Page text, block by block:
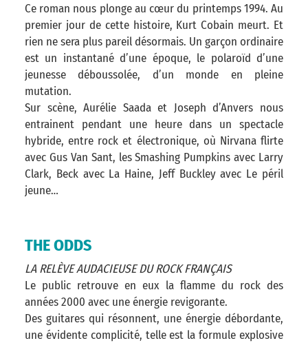
Ce roman nous plonge au cœur du printemps 1994. Au
premier jour de cette histoire, Kurt Cobain meurt. Et
rien ne sera plus pareil désormais. Un garçon ordinaire
est un instantané d’une époque, le polaroïd d’une
jeunesse déboussolée, d’un monde en pleine
mutation.
Sur scène, Aurélie Saada et Joseph d’Anvers nous
entrainent pendant une heure dans un spectacle
hybride, entre rock et électronique, où Nirvana flirte
avec Gus Van Sant, les Smashing Pumpkins avec Larry
Clark, Beck avec La Haine, Jeff Buckley avec Le péril
jeune…
THE ODDS
LA RELÈVE AUDACIEUSE DU ROCK FRANÇAIS
Le public retrouve en eux la flamme du rock des
années 2000 avec une énergie revigorante.
Des guitares qui résonnent, une énergie débordante,
une évidente complicité, telle est la formule explosive